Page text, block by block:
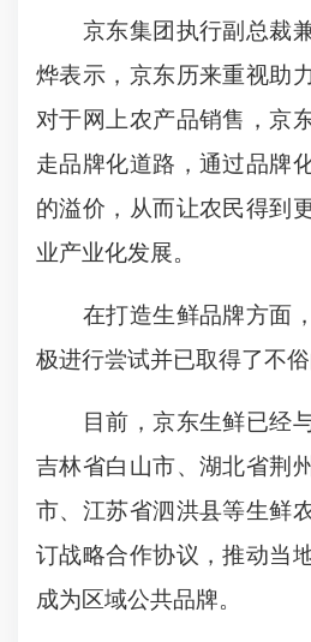
京东集团执行副总裁
烨表示，京东历来重视助
对于网上农产品销售，京
走品牌化道路，通过品牌
的溢价，从而让农民得到
业产业化发展。
在打造生鲜品牌方面
极进行尝试并已取得了不俗
目前，京东生鲜已经
吉林省白山市、湖北省荆
市、江苏省泗洪县等生鲜
订战略合作协议，推动当
成为区域公共品牌。